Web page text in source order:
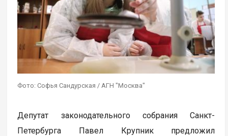
Фото: Софья Сандурская / АГН "Москва"
Депутат законодательного собрания Санкт-
Петербурга Павел Крупник предложил